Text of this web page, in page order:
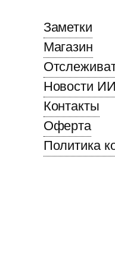
Заметки
Магазин
Новости ИИ
Контакты
Оферта
Политика